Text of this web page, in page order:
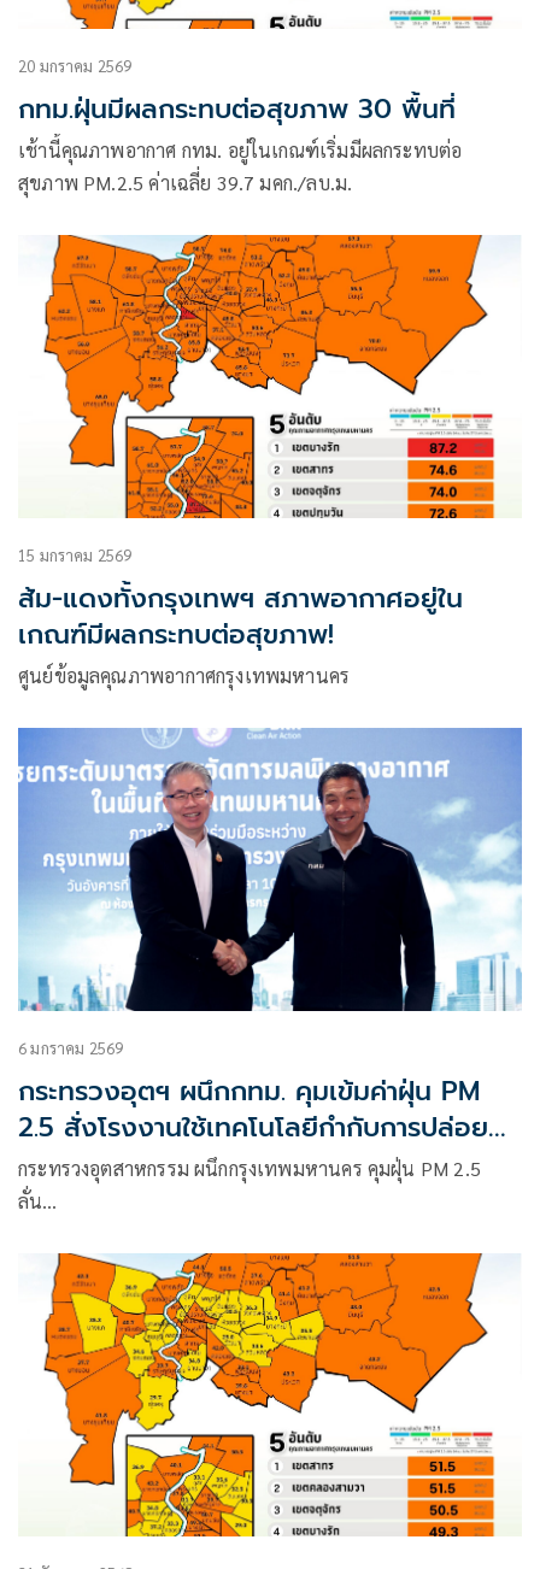
20 มกราคม 2569
กทม.ฝุ่นมีผลกระทบต่อสุขภาพ 30 พื้นที่
เช้านี้คุณภาพอากาศ กทม. อยู่ในเกณฑ์เริ่มมีผลกระทบต่อ
สุขภาพ PM.2.5 ค่าเฉลี่ย 39.7 มคก./ลบ.ม.
15 มกราคม 2569
ส้ม-แดงทั้งกรุงเทพฯ สภาพอากาศอยู่ใน
เกณฑ์มีผลกระทบต่อสุขภาพ!
ศูนย์ข้อมูลคุณภาพอากาศกรุงเทพมหานคร
6 มกราคม 2569
กระทรวงอุตฯ ผนึกกทม. คุมเข้มค่าฝุ่น PM
2.5 สั่งโรงงานใช้เทคโนโลยีกำกับการปล่อย
มลพิษ
กระทรวงอุตสาหกรรม ผนึกกรุงเทพมหานคร คุมฝุ่น PM 2.5
ลั่น…